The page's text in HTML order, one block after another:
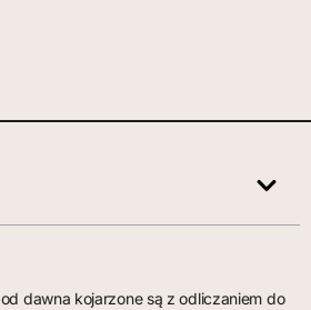
od dawna kojarzone są z odliczaniem do